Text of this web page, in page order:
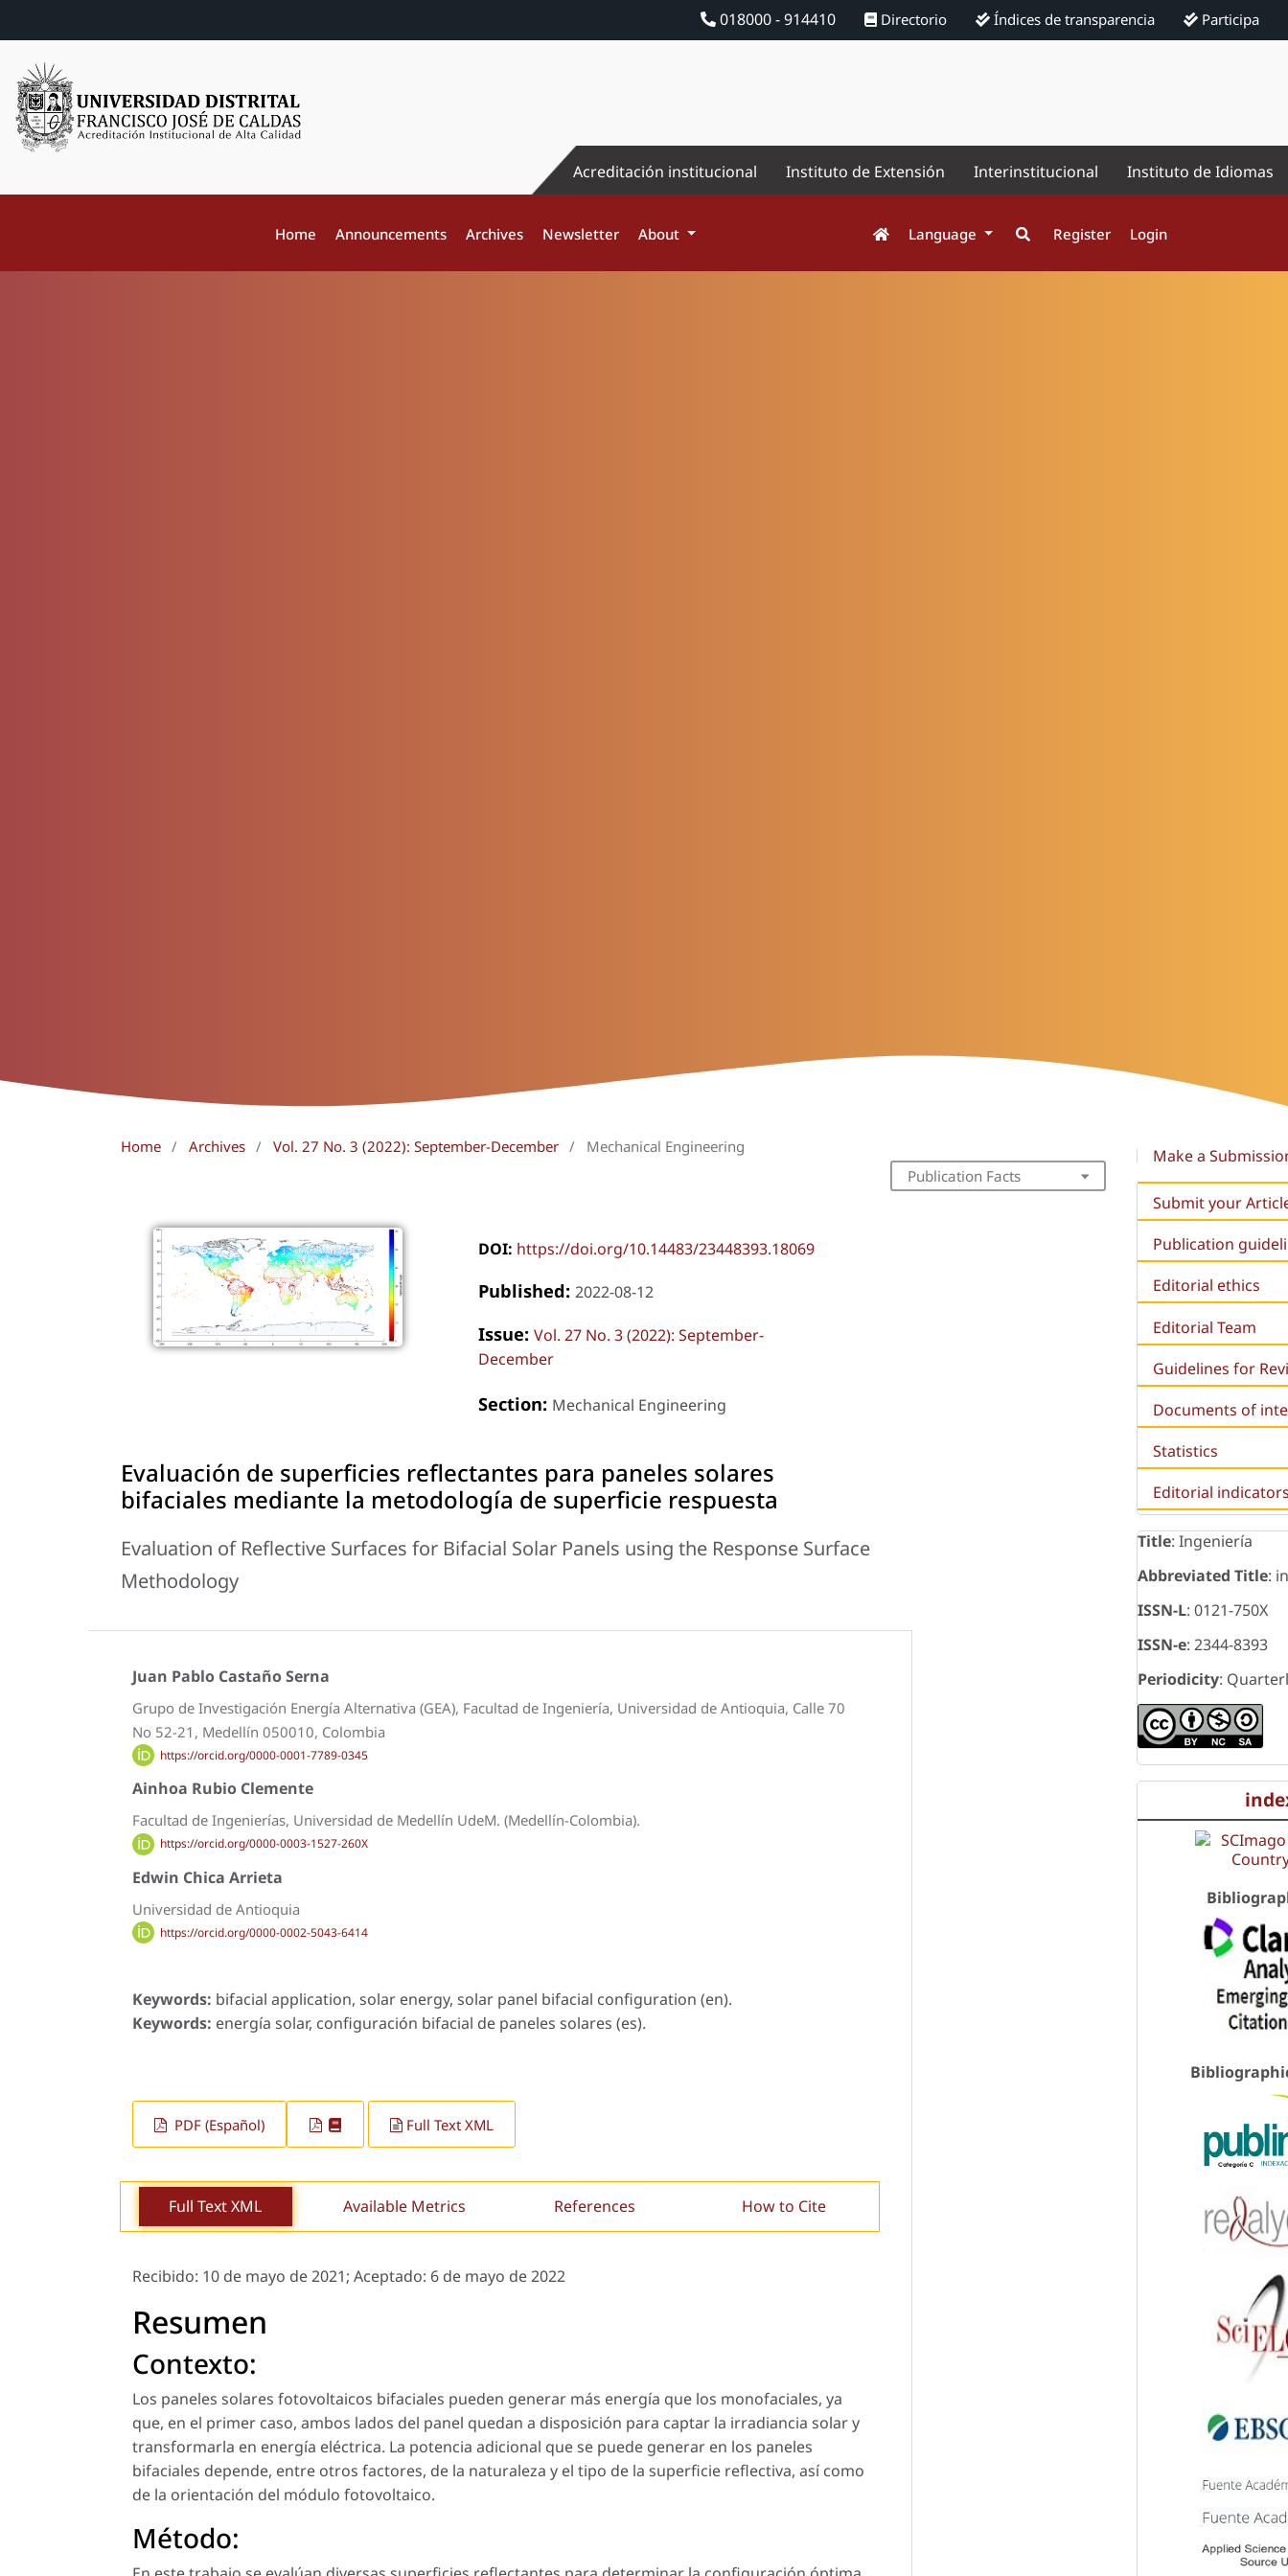
018000 - 914410 Directorio Índices de transparencia Participa
Acreditación institucional Instituto de Extensión Interinstitucional Instituto de Idiomas
Home Announcements Archives Newsletter About Language Register Login
Home / Archives / Vol. 27 No. 3 (2022): September-December / Mechanical Engineering
DOI: https://doi.org/10.14483/23448393.18069
Published: 2022-08-12
Issue: Vol. 27 No. 3 (2022): September-
December
Section: Mechanical Engineering
Evaluación de superficies reflectantes para paneles solares
bifaciales mediante la metodología de superficie respuesta
Evaluation of Reflective Surfaces for Bifacial Solar Panels using the Response Surface
Methodology
Juan Pablo Castaño Serna
Grupo de Investigación Energía Alternativa (GEA), Facultad de Ingeniería, Universidad de Antioquia, Calle 70
No 52-21, Medellín 050010, Colombia
https://orcid.org/0000-0001-7789-0345
Ainhoa Rubio Clemente
Facultad de Ingenierías, Universidad de Medellín UdeM. (Medellín-Colombia).
https://orcid.org/0000-0003-1527-260X
Edwin Chica Arrieta
Universidad de Antioquia
https://orcid.org/0000-0002-5043-6414
Keywords: bifacial application, solar energy, solar panel bifacial configuration (en).
Keywords: energía solar, configuración bifacial de paneles solares (es).
PDF (Español) Full Text XML
Full Text XML Available Metrics References How to Cite
Recibido: 10 de mayo de 2021; Aceptado: 6 de mayo de 2022
Resumen
Contexto:
Los paneles solares fotovoltaicos bifaciales pueden generar más energía que los monofaciales, ya
que, en el primer caso, ambos lados del panel quedan a disposición para captar la irradiancia solar y
transformarla en energía eléctrica. La potencia adicional que se puede generar en los paneles
bifaciales depende, entre otros factores, de la naturaleza y el tipo de la superficie reflectiva, así como
de la orientación del módulo fotovoltaico.
Método:
Publication Facts
Make a
Submit your
Publication
Editorial ethics
Editorial Team
Guidelines for
Documents of
Statistics
Editorial
Title: Ingeniería
Abbreviated Title:
ISSN-L: 0121-750X
ISSN-e: 2344-8393
Periodicity: